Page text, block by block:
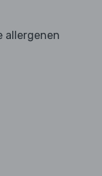
allergenen